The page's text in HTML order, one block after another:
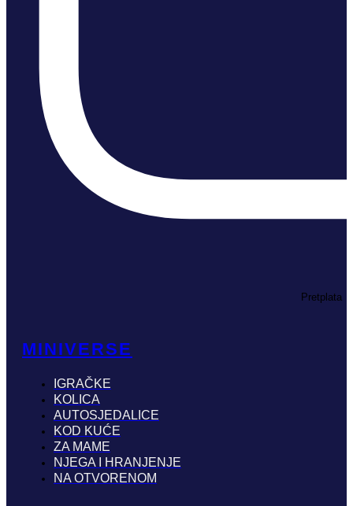
Pretplata
MINIVERSE
IGRAČKE
KOLICA
AUTOSJEDALICE
KOD KUĆE
ZA MAME
NJEGA I HRANJENJE
NA OTVORENOM